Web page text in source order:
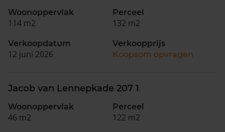
Woonoppervlak
114 m2
Perceel
132 m2
Verkoopdatum
12 juni 2026
Verkoopprijs
Koopsom opvragen
Jacob van Lennepkade 207 1
Woonoppervlak
46 m2
Perceel
122 m2